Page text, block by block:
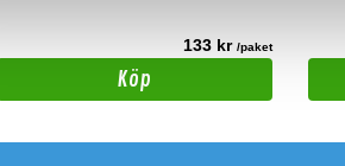
133 kr /paket
Köp